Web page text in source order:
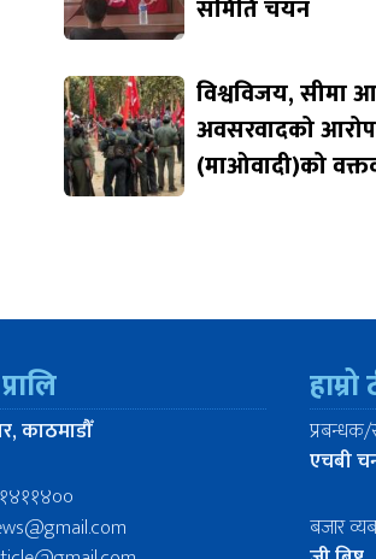
समिति चयन
विश्वविजय, सीमा
अवसरवादको
(माओवादी)को
काठमाडौँ
एचबी
बजार